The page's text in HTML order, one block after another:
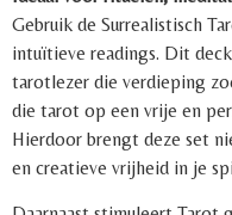
Gebruik de Surrealistisch
intuïtieve readings. Dit
tarotlezer die verdieping
die tarot op een vrije en
Hierdoor brengt deze set
en creatieve vrijheid in je